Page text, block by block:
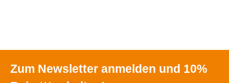
Zum Newsletter anmelden und 10%